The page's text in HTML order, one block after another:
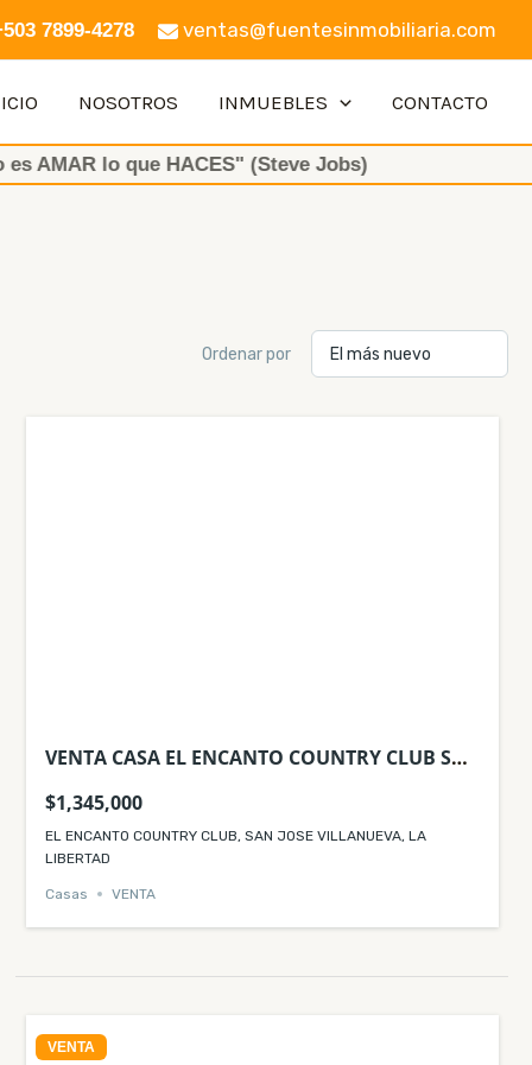
7899-4278 ventas@fuentesinmobiliaria.com
NOSOTROS INMUEBLES CONTACTO
que HACES" (Steve Jobs)
Ordenar por
VENTA CASA EL ENCANTO COUNTRY CLUB SAN
$1,345,000
EL ENCANTO COUNTRY CLUB, SAN JOSE VILLANUEVA, LA
LIBERTAD
Casas VENTA
VENTA